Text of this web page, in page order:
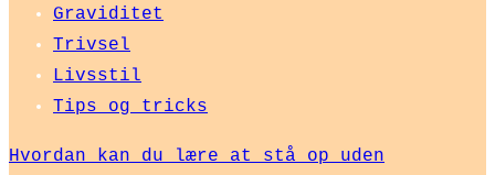
Graviditet
Trivsel
Livsstil
Tips og tricks
Hvordan kan du lære at stå op uden